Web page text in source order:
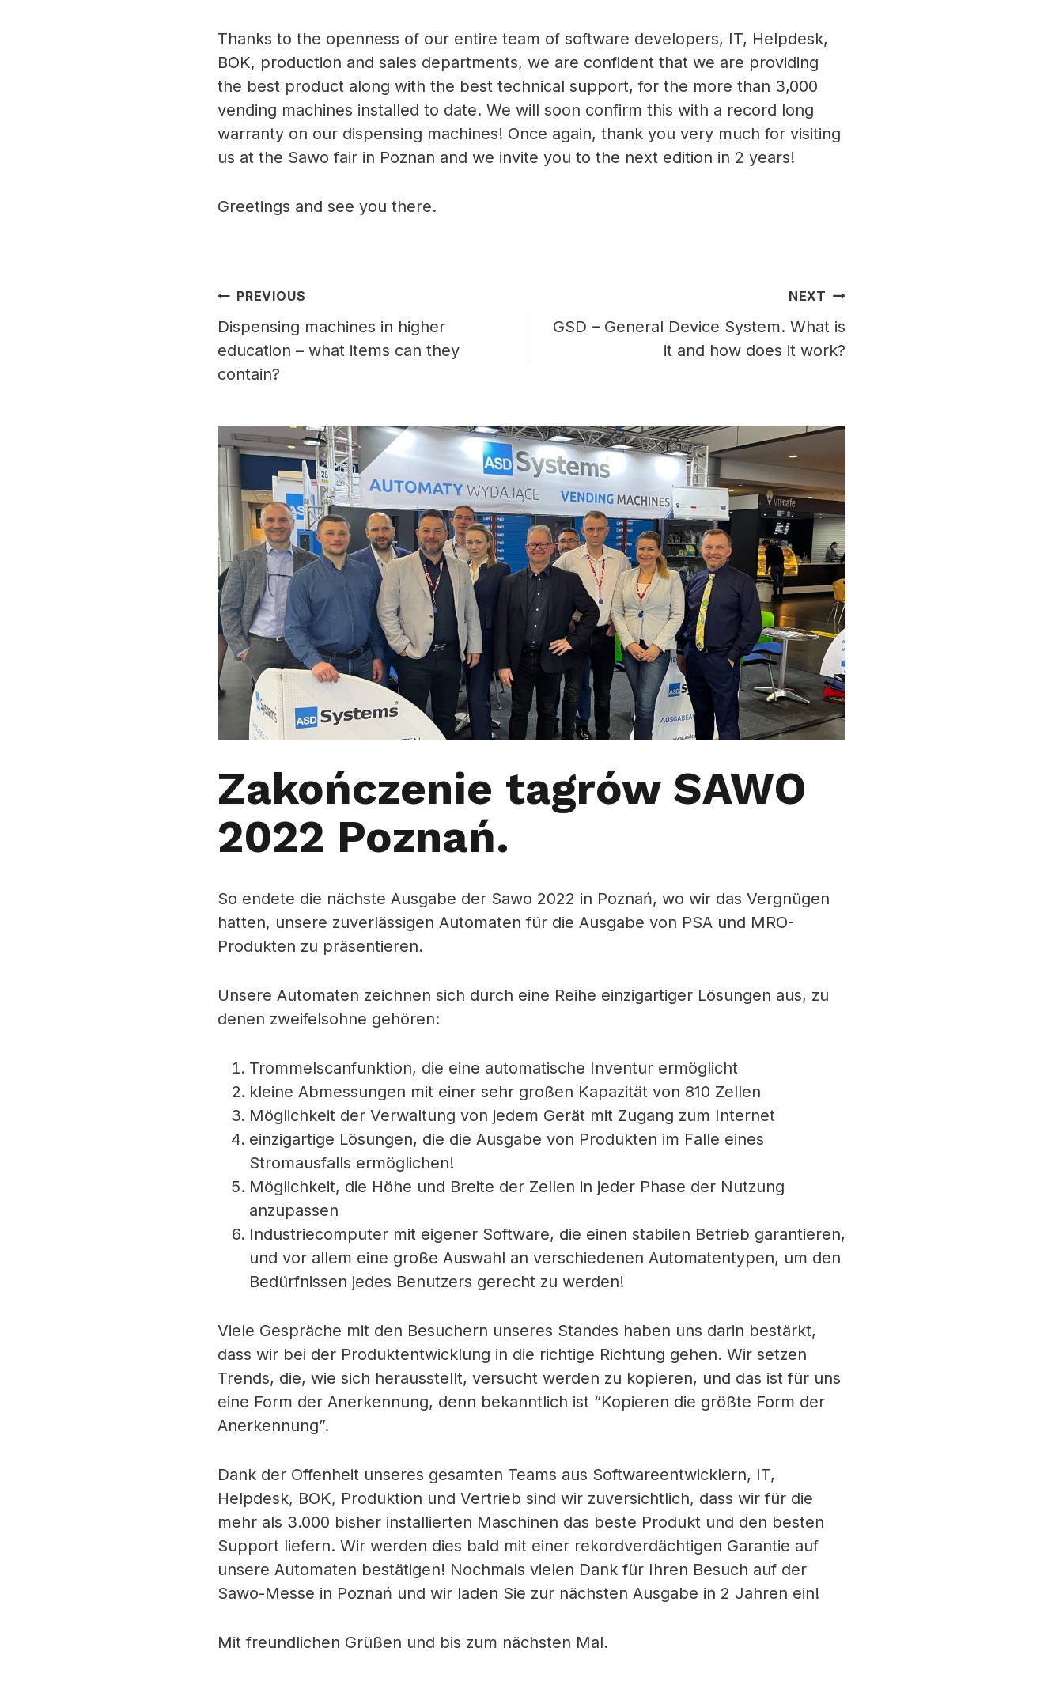
Thanks to the openness of our entire team of software developers, IT, Helpdesk,
BOK, production and sales departments, we are confident that we are providing
the best product along with the best technical support, for the more than 3,000
vending machines installed to date. We will soon confirm this with a record long
warranty on our dispensing machines! Once again, thank you very much for visiting
us at the Sawo fair in Poznan and we invite you to the next edition in 2 years!
Greetings and see you there.
Post
navigation
PREVIOUS
Dispensing machines in higher
education – what items can they
contain?
NEXT
GSD – General Device System. What is
it and how does it work?
Zakończenie tagrów SAWO
2022 Poznań.
So endete die nächste Ausgabe der Sawo 2022 in Poznań, wo wir das Vergnügen
hatten, unsere zuverlässigen Automaten für die Ausgabe von PSA und MRO-
Produkten zu präsentieren.
Unsere Automaten zeichnen sich durch eine Reihe einzigartiger Lösungen aus, zu
denen zweifelsohne gehören:
Trommelscanfunktion, die eine automatische Inventur ermöglicht
kleine Abmessungen mit einer sehr großen Kapazität von 810 Zellen
Möglichkeit der Verwaltung von jedem Gerät mit Zugang zum Internet
einzigartige Lösungen, die die Ausgabe von Produkten im Falle eines
Stromausfalls ermöglichen!
Möglichkeit, die Höhe und Breite der Zellen in jeder Phase der Nutzung
anzupassen
Industriecomputer mit eigener Software, die einen stabilen Betrieb garantieren,
und vor allem eine große Auswahl an verschiedenen Automatentypen, um den
Bedürfnissen jedes Benutzers gerecht zu werden!
Viele Gespräche mit den Besuchern unseres Standes haben uns darin bestärkt,
dass wir bei der Produktentwicklung in die richtige Richtung gehen. Wir setzen
Trends, die, wie sich herausstellt, versucht werden zu kopieren, und das ist für uns
eine Form der Anerkennung, denn bekanntlich ist “Kopieren die größte Form der
Anerkennung”.
Dank der Offenheit unseres gesamten Teams aus Softwareentwicklern, IT,
Helpdesk, BOK, Produktion und Vertrieb sind wir zuversichtlich, dass wir für die
mehr als 3.000 bisher installierten Maschinen das beste Produkt und den besten
Support liefern. Wir werden dies bald mit einer rekordverdächtigen Garantie auf
unsere Automaten bestätigen! Nochmals vielen Dank für Ihren Besuch auf der
Sawo-Messe in Poznań und wir laden Sie zur nächsten Ausgabe in 2 Jahren ein!
Mit freundlichen Grüßen und bis zum nächsten Mal.